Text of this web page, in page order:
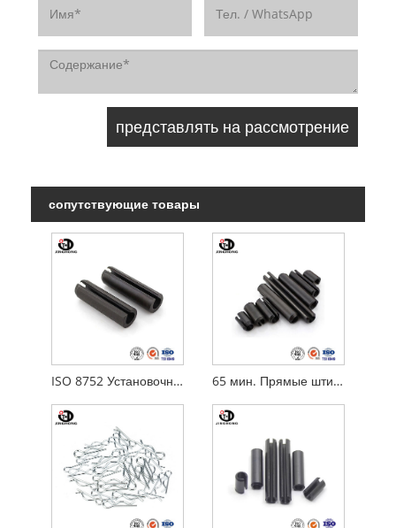
сопутствующие товары
ISO 8752 Установочный штифт 65 мин. Прямые штифты, спиральные